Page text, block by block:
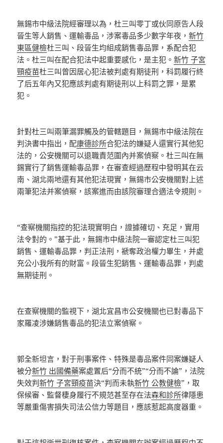
無錫市中級法院經審理以為，杜三叫零丁或伙同原告人段
晉生等人銷售、運輸毒品，涉案毒品多少數字年夜，新竹
東區健檢杜三叫、段晉生均組成銷售毒品罪，系配合犯
法。杜三叫在配合犯法中起重要感化，是主犯。新竹 子宮
頸疫苗杜三叫曾因居心犯法被判處有期徒刑，科罰履行終
了后五年內又犯應該判處有期徒刑以上科罰之罪，是累
犯。
針對杜三叫兩筆漏罪觸及的管轄題目，無錫市中級法院在
判決書中指出，配康德診所合犯法的嫌疑人還實行其他犯
法的，公安機關可以退職責范圍內并案偵察。杜三叫在無
錫實行了銷售運輸毒品罪，在審查經過歷程中發明其在云
南、湖北兩地還有其他犯法現實，無錫市公安機關對上述
兩筆犯法并案偵察，該案進而由該院審理合適法令規則。
“查察機關指控的犯法現實明白，證據確切、充足，實用
法令對的。”基于此，無錫市中級法院一審認定杜三叫犯
銷售、運輸毒品罪，判正法刑，褫奪政治權力畢生，并處
充公小我所有的財富。段晉生犯銷售、運輸毒品罪，判處
無期徒刑。
在查察機關的監視下，湖北宜昌市公安機關也已對毒品下
家羅凌涉嫌銷售毒品的犯法立案偵察。
郭全新坦言，對于刑事案件、特殊是毒品案件同案嫌疑人
被分新竹 出國備藥案處置后“分而不統”“分而不論”，法院
失效判新竹 子宮頸疫苗決“判而未執新竹 公教健檢”，取
保候審、監督棲身履行不規范甚至存在法森和診所律隱患
等嚴重傷害損失司法公信力等題目，應該惹起高度器重。